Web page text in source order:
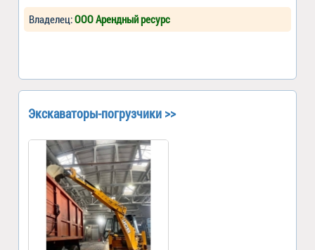
Владелец:ООО Арендный ресурс
Экскаваторы-погрузчики >>